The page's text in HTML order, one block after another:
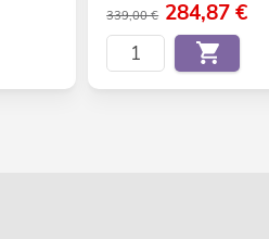
339,00 € 284,87€